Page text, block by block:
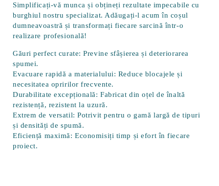
Simplificați-vă munca și obțineți rezultate impecabile cu
burghiul nostru specializat. Adăugați-l acum în coșul
dumneavoastră și transformați fiecare sarcină într-o
realizare profesională!
Găuri perfect curate: Previne sfâșierea și deteriorarea
spumei.
Evacuare rapidă a materialului: Reduce blocajele și
necesitatea opririlor frecvente.
Durabilitate excepțională: Fabricat din oțel de înaltă
rezistență, rezistent la uzură.
Extrem de versatil: Potrivit pentru o gamă largă de tipuri
și densități de spumă.
Eficiență maximă: Economisiți timp și efort în fiecare
proiect.